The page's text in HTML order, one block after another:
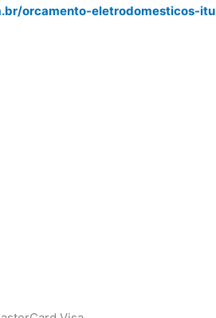
orcamento-eletrodomesticos-itu